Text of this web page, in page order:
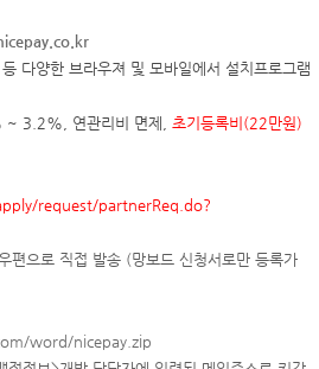
다양한 브라우져 및 모바일에서 설치프로그램
~ 3.2%, 연관리비 면제
초기등록비(22만원)
request/partnerReq.do?
으로 직접 발송 (망보드 신청서로만 등록가
word/nicepay.zip